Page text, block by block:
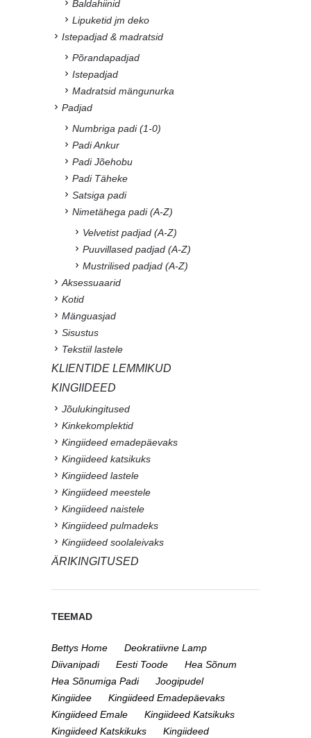
Baldahiinid
Lipuketid jm deko
Istepadjad & madratsid
Põrandapadjad
Istepadjad
Madratsid mängunurka
Padjad
Numbriga padi (1-0)
Padi Ankur
Padi Jõehobu
Padi Täheke
Satsiga padi
Nimetähega padi (A-Z)
Velvetist padjad (A-Z)
Puuvillased padjad (A-Z)
Mustrilised padjad (A-Z)
Aksessuaarid
Kotid
Mänguasjad
Sisustus
Tekstiil lastele
KLIENTIDE LEMMIKUD
KINGIIDEED
Jõulukingitused
Kinkekomplektid
Kingiideed emadepäevaks
Kingiideed katsikuks
Kingiideed lastele
Kingiideed meestele
Kingiideed naistele
Kingiideed pulmadeks
Kingiideed soolaleivaks
ÄRIKINGITUSED
TEEMAD
Bettys Home
Deokratiivne Lamp
Diivanipadi
Eesti Toode
Hea Sõnum
Hea Sõnumiga Padi
Joogipudel
Kingiidee
Kingiideed Emadepäevaks
Kingiideed Emale
Kingiideed Katsikuks
Kingiideed Katskikuks
Kingiideed